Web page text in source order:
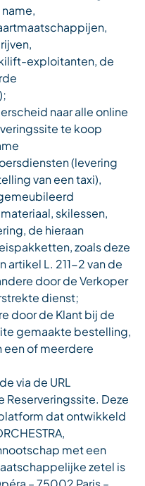
exploitanten, de
naar alle online
te koop
(levering
van een taxi),
skilessen,
de hieraan
zoals deze
L. 211-2 van de
door de Verkoper
dienst;
door de Klant bij de
gemaakte bestelling,
een of meerdere
via de URL
Reserveringssite. Deze
dat ontwikkeld
met een
zetel is